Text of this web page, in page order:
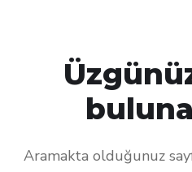
Aramakta olduğunuz